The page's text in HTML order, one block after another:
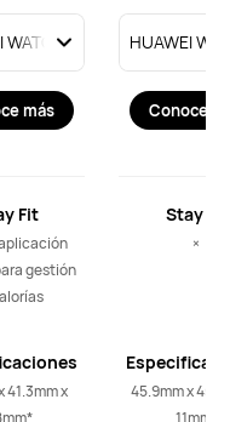
más
Fit
gestión
41.3mm x
Conoce
Stay Fit
×
45.9mm x
11mm*